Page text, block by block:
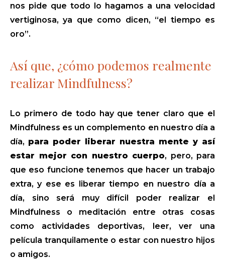
nos pide que todo lo hagamos a una velocidad
vertiginosa, ya que como dicen, “el tiempo es
oro”.
Así que, ¿cómo podemos realmente
realizar Mindfulness?
Lo primero de todo hay que tener claro que el
Mindfulness es un complemento en nuestro día a
día, para poder liberar nuestra mente y así
estar mejor con nuestro cuerpo, pero, para
que eso funcione tenemos que hacer un trabajo
extra, y ese es liberar tiempo en nuestro día a
día, sino será muy difícil poder realizar el
Mindfulness o meditación entre otras cosas
como actividades deportivas, leer, ver una
película tranquilamente o estar con nuestro hijos
o amigos.